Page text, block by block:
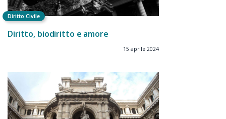
Diritto Civile
Diritto, biodiritto e amore
15 aprile 2024